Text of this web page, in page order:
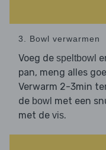
3. Bowl verwarmen
Voeg de speltbowl
pan, meng alles
Verwarm 2-3min
de bowl met een
met de vis.